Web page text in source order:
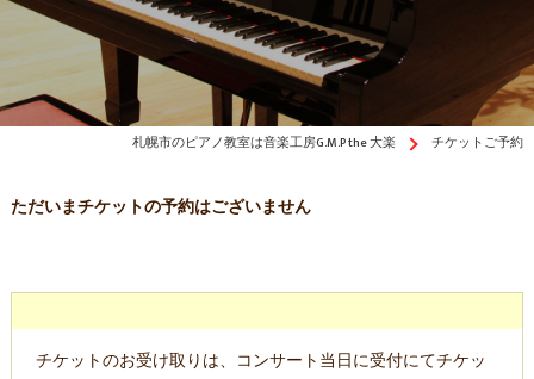
札幌市のピアノ教室は音楽工房G.M.P the 大楽 チケットご予約
ただいまチケットの予約はございません
チケットのお受け取りは、コンサート当日に受付にてチケッ